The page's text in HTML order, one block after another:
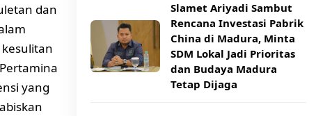
Slamet Ariyadi Sambut
Rencana Investasi Pabrik
China di Madura, Minta
SDM Lokal Jadi Prioritas
dan Budaya Madura
Tetap Dijaga
dan
yang